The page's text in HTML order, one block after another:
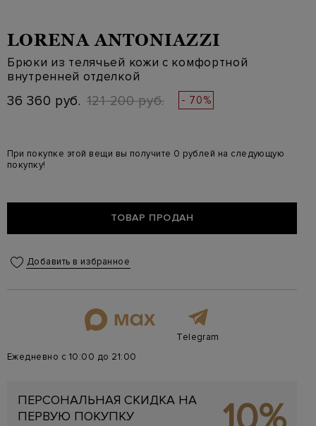
LORENA ANTONIAZZI
Брюки из телячьей кожи с комфортной
внутренней отделкой
36 360 руб. 121 200 руб. - 70%
При покупке этой вещи вы получите 0 рублей на следующую
покупку!
ТОВАР ПРОДАН
Добавить в избранное
Telegram
Ежедневно с 10:00 до 21:00
ПЕРСОНАЛЬНАЯ СКИДКА НА
ПЕРВУЮ ПОКУПКУ